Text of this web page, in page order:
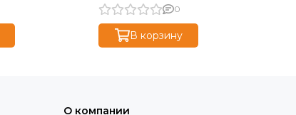
0
В корзину
О компании